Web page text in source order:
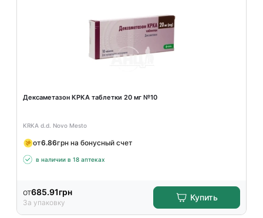
Дексаметазон КРКА таблетки 20 мг №10
KRKA d.d. Novo Mesto
от6.86грн на бонусный счет
в наличии в 18 аптеках
от685.91грн
За упаковку
Купить